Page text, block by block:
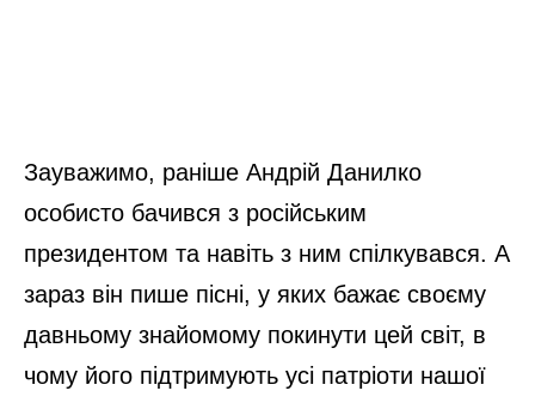
Зауважимо, раніше Андрій Данилко
особисто бачився з російським
президентом та навіть з ним спілкувався. А
зараз він пише пісні, у яких бажає своєму
давньому знайомому покинути цей світ, в
чому його підтримують усі патріоти нашої